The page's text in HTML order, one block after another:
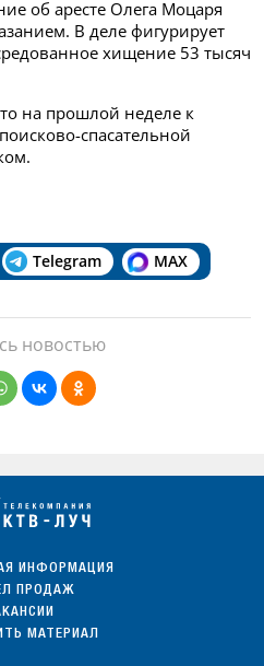
об аресте Олега Моцаря
В деле фигурирует
хищение 53 тысяч
на прошлой неделе к
спасательной
Telegram MAX
новостью
ИНФОРМАЦИЯ
ПРОДАЖ
МАТЕРИАЛ